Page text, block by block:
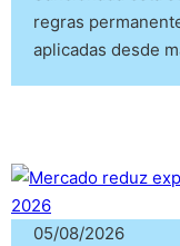
regras
aplicadas desde
05/08/2026